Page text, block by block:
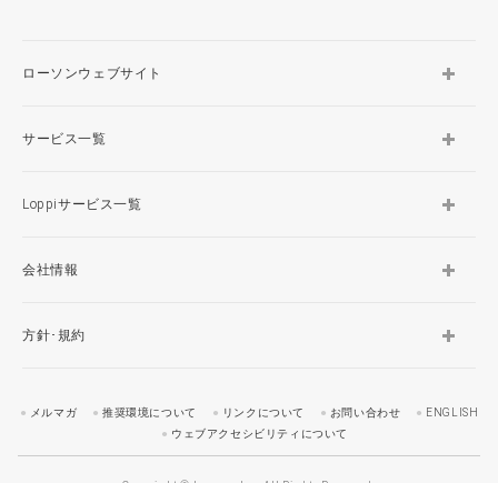
ローソンウェブサイト
サービス一覧
Loppiサービス一覧
会社情報
方針･規約
メルマガ 推奨環境について リンクについて お問い合わせ
ENGLISH
ウェブアクセシビリティについて